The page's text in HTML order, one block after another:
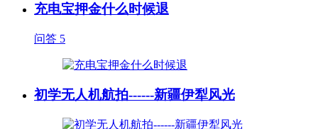
充电宝押金什么时候退
问答 5
初学无人机航拍------新疆伊犁风光